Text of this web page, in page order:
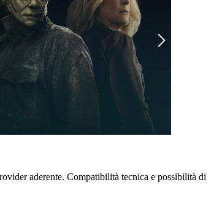
aderente. Compatibilità tecnica e possibilità di